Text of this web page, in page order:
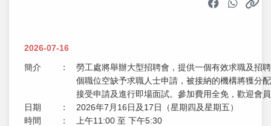
2026-07-16
簡介
：
勞工處將舉辦大型招聘會，提供一個有效求職及招
個職位空缺予求職人士申請，被接納的機構將獲分
接受申請及進行即場面試。參加費用全免，歡迎會
日期
：
2026年7月16日及17日（星期四及星期五）
時間
：
上午11:00 至 下午5:30